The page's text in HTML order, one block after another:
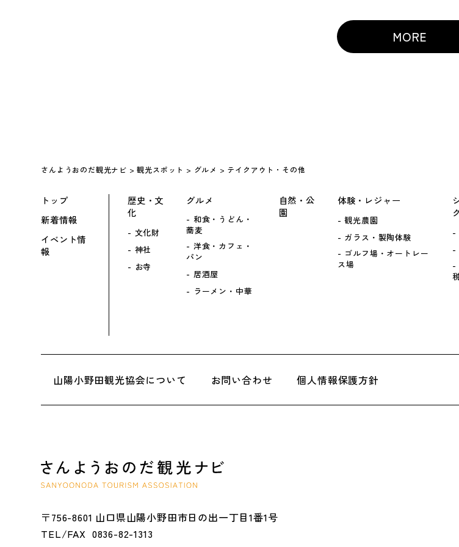
MORE
さんようおのだ観光ナビ >観光スポット > グルメ > テイクアウト・その他
トップ
新着情報
イベント情
報
歴史・文
化
文化財
神社
お寺
グルメ
和食・うどん・
蕎麦
洋食・カフェ・
パン
居酒屋
ラーメン・中華
自然・公
園
体験・レジャー
観光農園
ガラス・製陶体験
ゴルフ場・オートレー
ス場
山陽小野田観光協会について お問い合わせ 個人情報保護方針
〒756-8601 山口県山陽小野田市日の出一丁目1番1号
0836-82-1313